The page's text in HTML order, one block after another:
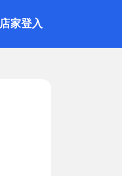
店家登入